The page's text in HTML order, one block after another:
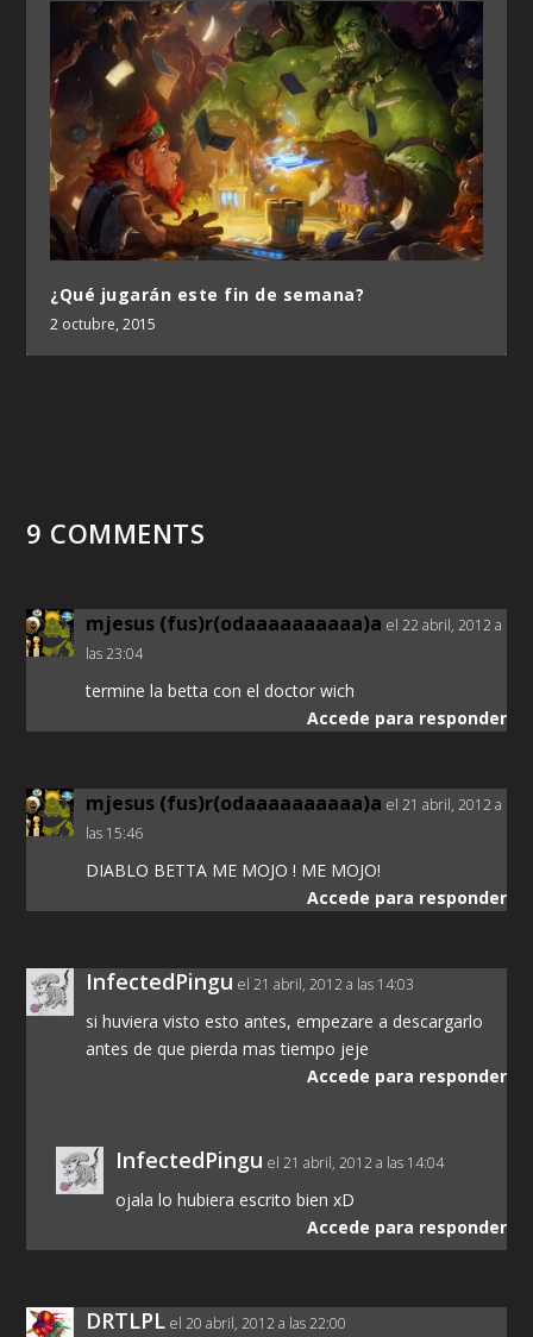
¿Qué jugarán este fin de semana?
2 octubre, 2015
9 COMMENTS
mjesus (fus)r(odaaaaaaaaaa)a el 22 abril, 2012 a
las 23:04
termine la betta con el doctor wich
Accede para responder
mjesus (fus)r(odaaaaaaaaaa)a el 21 abril, 2012 a
las 15:46
DIABLO BETTA ME MOJO ! ME MOJO!
Accede para responder
InfectedPingu el 21 abril, 2012 a las 14:03
si huviera visto esto antes, empezare a descargarlo
antes de que pierda mas tiempo jeje
Accede para responder
InfectedPingu el 21 abril, 2012 a las 14:04
ojala lo hubiera escrito bien xD
Accede para responder
DRTLPL el 20 abril, 2012 a las 22:00